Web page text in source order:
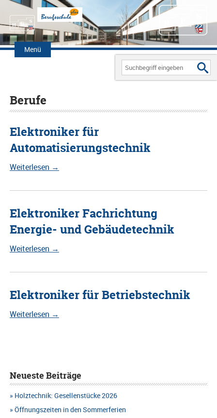
Menü
Zum
Inhalt
Search
for:
Berufe
Elektroniker für
Automatisierungstechnik
Weiterlesen →
Elektroniker Fachrichtung
Energie- und Gebäudetechnik
Weiterlesen →
Elektroniker für Betriebstechnik
Weiterlesen →
Neueste Beiträge
Holztechnik: Gesellenstücke 2026
Öffnungszeiten in den Sommerferien